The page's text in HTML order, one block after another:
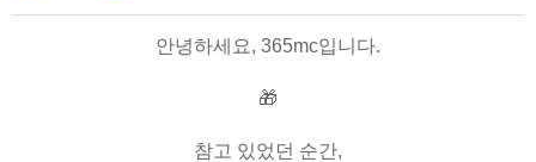
안녕하세요, 365mc입니다.
🎁
참고 있었던 순간,